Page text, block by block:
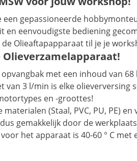
gepassioneerde
en eenvoudigste bediening
Olieaftapapparaat til je je
met een inhoud van
van 3 l/min is elke
en -groottes!
(Staal, PVC, PU, PE)
gemakkelijk door de
het apparaat is 40-60 ° C